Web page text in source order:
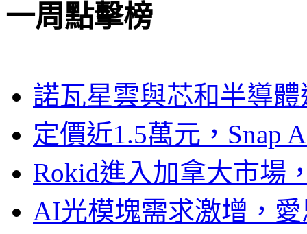
一周點擊榜
諾瓦星雲與芯和半導
定價近1.5萬元，Snap
Rokid進入加拿大市場
AI光模塊需求激增，